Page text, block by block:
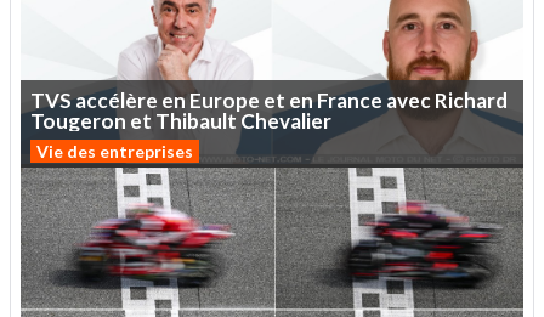
TVSaccélère enEurope et enFrance avecRichard
Tougeron et Thibault Chevalier
Vie des entreprises